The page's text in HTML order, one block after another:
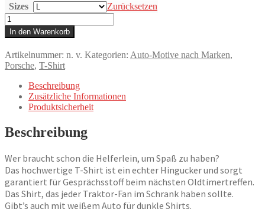
Sizes
Zurücksetzen
T-
Shirt,
Porsche
Diesel
P133,
Schwarz,
Deutscher
Spaßmacher
Menge
In den Warenkorb
Artikelnummer: n. v. Kategorien: Auto-Motive nach Marken,
Porsche, T-Shirt
Beschreibung
Zusätzliche Informationen
Produktsicherheit
Beschreibung
Wer braucht schon die Helferlein, um Spaß zu haben?
Das hochwertige T-Shirt ist ein echter Hingucker und sorgt
garantiert für Gesprächsstoff beim nächsten Oldtimertreffen.
Das Shirt, das jeder Traktor-Fan im Schrank haben sollte.
Gibt’s auch mit weißem Auto für dunkle Shirts.